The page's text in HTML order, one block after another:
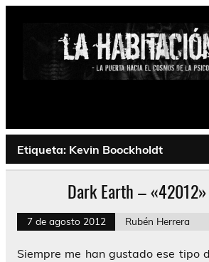
Saltar
Psychedelic, Stoner, Doom,
Etiqueta: Kevin Boockholdt
Dark Earth –
7 de agosto 2012 Rubén Herrera
Siempre me han gustado ese tipo